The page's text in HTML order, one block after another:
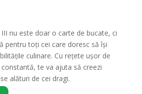
III nu este doar o carte de bucate, ci
pentru toți cei care doresc să își
culinare. Cu rețete ușor de
te va ajuta să creezi
alături de cei dragi.